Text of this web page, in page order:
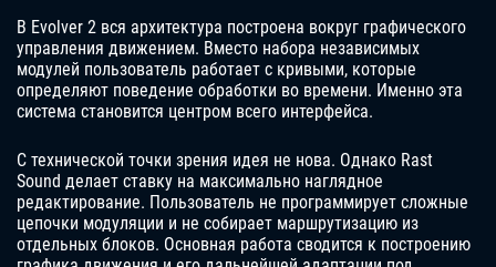
В Evolver 2 вся архитектура построена вокруг графического
управления движением. Вместо набора независимых
модулей пользователь работает с кривыми, которые
определяют поведение обработки во времени. Именно эта
система становится центром всего интерфейса.
С технической точки зрения идея не нова. Однако Rast
Sound делает ставку на максимально наглядное
редактирование. Пользователь не программирует сложные
цепочки модуляции и не собирает маршрутизацию из
отдельных блоков. Основная работа сводится к построению